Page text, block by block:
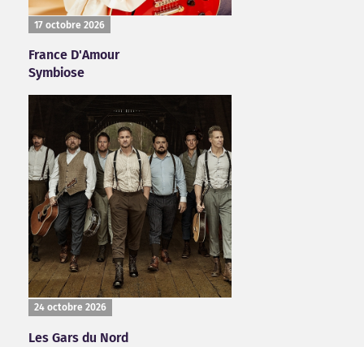
17 octobre 2026
France D'Amour
Symbiose
24 octobre 2026
Les Gars du Nord